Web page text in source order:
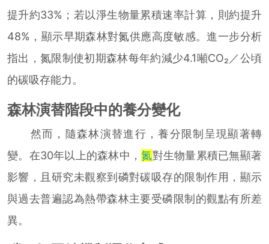
提升約33%；若以淨生物量累積速率計算，則約提升
48%，顯示早期森林對氮供應高度敏感。進一步分析
指出，氮限制使初期森林每年約減少4.1噸CO₂／公頃
的碳吸存能力。
森林演替階段中的養分變化
然而，隨森林演替進行，養分限制呈現顯著轉
變。在30年以上的森林中，氮對生物量累積已無顯著
影響，且研究未觀察到磷對碳吸存的限制作用，顯示
與過去普遍認為熱帶森林主要受磷限制的觀點有所差
異。